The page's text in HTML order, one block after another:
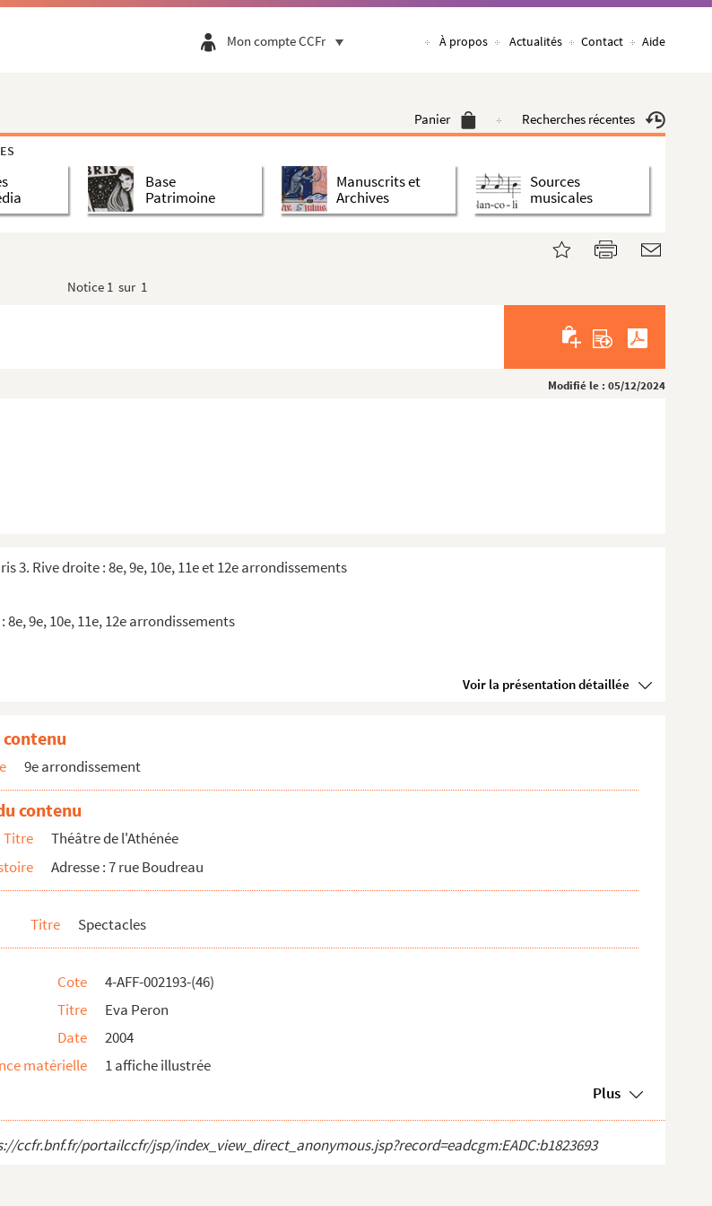
Mon compte CCFr À propos Actualités Contact Aide
Panier Recherches récentes
Base
Patrimoine
Manuscrits et
Archives
Sources
musicales
Notice 1 sur 1
Modifié le : 05/12/2024
3. Rive droite : 8e, 9e, 10e, 11e et 12e arrondissements
9e, 10e, 11e, 12e arrondissements
Voir la présentation détaillée
9e arrondissement
contenu
Titre
Théâtre de l'Athénée
Adresse : 7 rue Boudreau
Titre Spectacles
Cote
4-AFF-002193-(46)
Titre
Eva Peron
Date
2004
matérielle
1 affiche illustrée
Plus
ccfr.bnf.fr/portailccfr/jsp/index_view_direct_anonymous.jsp?record=eadcgm:EADC:b1823693